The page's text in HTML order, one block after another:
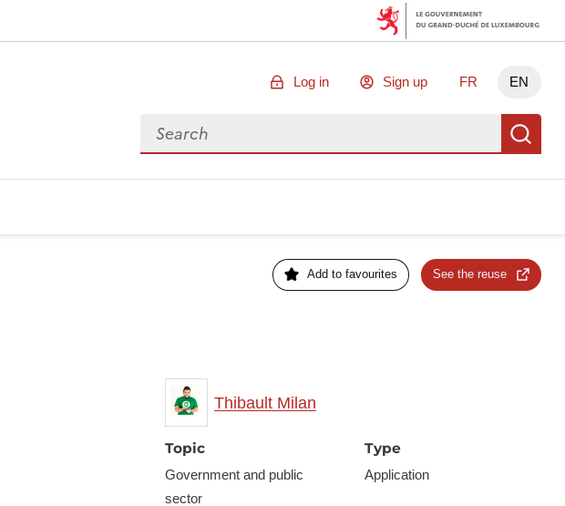
Log in Sign up FR EN
Search for data
Add to favourites See the reuse
Thibault Milan
Topic
Government and public
sector
Type
Application